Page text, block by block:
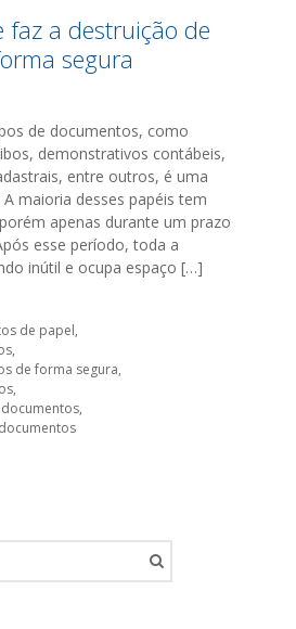
faz a destruição de
segura
de documentos, como
demonstrativos contábeis,
entre outros, é uma
maioria desses papéis tem
apenas durante um prazo
esse período, toda a
inútil e ocupa espaço […]
de papel
de forma segura